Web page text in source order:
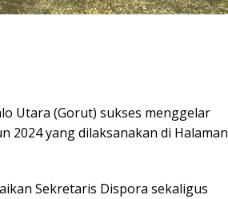
Utara (Gorut) sukses menggelar
2024 yang dilaksanakan di Halaman
Sekretaris Dispora sekaligus